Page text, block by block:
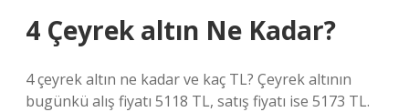
4 Çeyrek altın Ne Kadar?
4 çeyrek altın ne kadar ve kaç TL? Çeyrek altının
bugünkü alış fiyatı 5118 TL, satış fiyatı ise 5173 TL.